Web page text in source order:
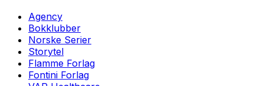
Agency
Bokklubber
Norske Serier
Storytel
Flamme Forlag
Fontini Forlag